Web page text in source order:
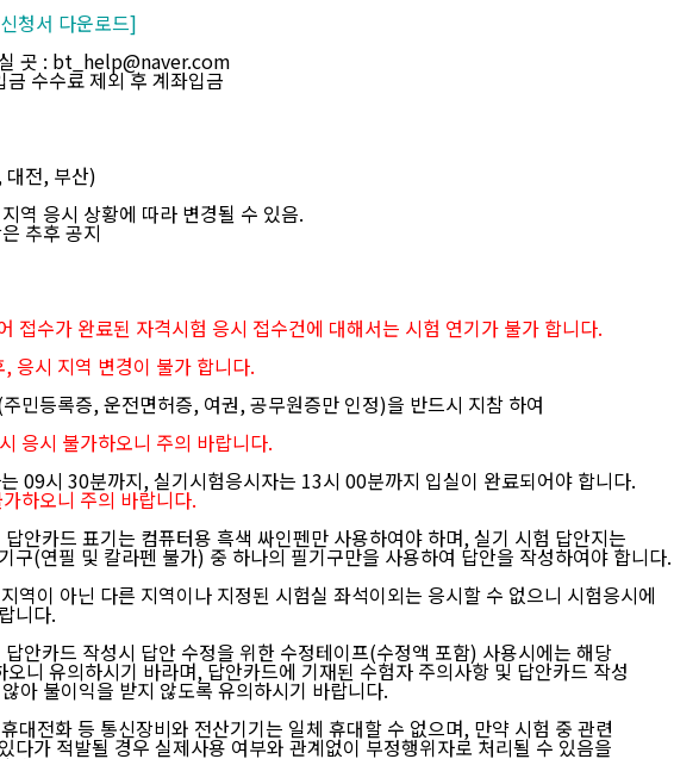
청서 다운로드]
곳 : bt_help@naver.com
수수료 제외 후 계좌입금
전, 부산)
역 응시 상황에 따라 변경될 수 있음.
추후 공지
접수가 완료된 자격시험 응시 접수건에 대해서는 시험 연기가 불가 합니다.
응시 지역 변경이 불가 합니다.
민등록증, 운전면허증, 여권, 공무원증만 인정)을 반드시 지참 하여
응시 불가하오니 주의 바랍니다.
09시 30분까지, 실기시험응시자는 13시 00분까지 입실이 완료되어야 합니다.
하오니 주의 바랍니다.
안카드 표기는 컴퓨터용 흑색 싸인펜만 사용하여야 하며, 실기 시험 답안지는
(연필 및 칼라펜 불가) 중 하나의 필기구만을 사용하여 답안을 작성하여야 합니다.
역이 아닌 다른 지역이나 지정된 시험실 좌석이외는 응시할 수 없으니 시험응시에
니다.
안카드 작성시 답안 수정을 위한 수정테이프(수정액 포함) 사용시에는 해당
유의하시기 바라며, 답안카드에 기재된 수험자 주의사항 및 답안카드 작성
불이익을 받지 않도록 유의하시기 바랍니다.
대전화 등 통신장비와 전산기기는 일체 휴대할 수 없으며, 만약 시험 중 관련
가 적발될 경우 실제사용 여부와 관계없이 부정행위자로 처리될 수 있음을